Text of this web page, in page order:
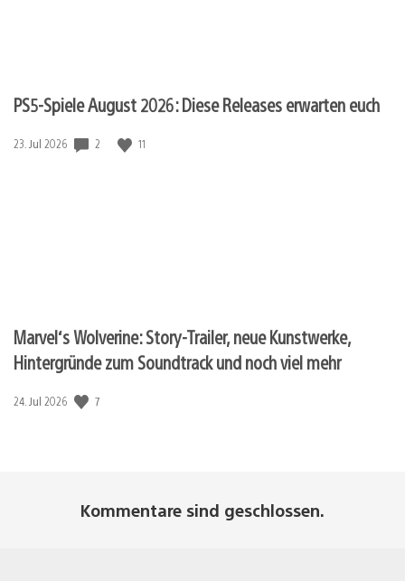
PS5-Spiele August 2026: Diese Releases erwarten euch
Veröffentlichungsdatum:
23. Jul 2026 2 11
Marvel‘s Wolverine: Story-Trailer, neue Kunstwerke,
Hintergründe zum Soundtrack und noch viel mehr
Veröffentlichungsdatum:
24. Jul 2026 7
Kommentare sind geschlossen.